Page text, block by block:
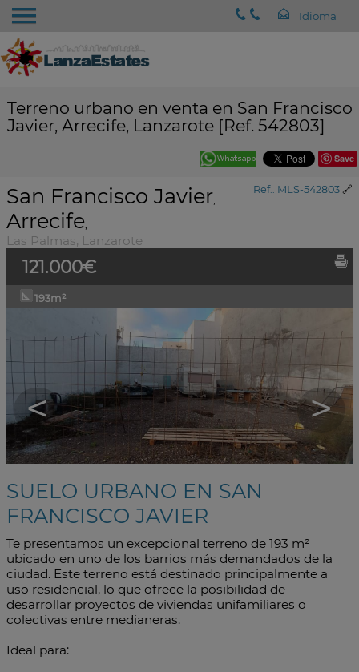
Terreno urbano en venta en San Francisco
Javier, Arrecife, Lanzarote [Ref. 542803]
Save
Ref.. MLS-542803 🔗
San Francisco Javier,
Arrecife,
Las Palmas, Lanzarote
121.000€
193m²
< >
SUELO URBANO EN SAN
FRANCISCO JAVIER
Te presentamos un excepcional terreno de 193 m²
ubicado en uno de los barrios más demandados de la
ciudad. Este terreno está destinado principalmente a
uso residencial, lo que ofrece la posibilidad de
desarrollar proyectos de viviendas unifamiliares o
colectivas entre medianeras.
Ideal para: